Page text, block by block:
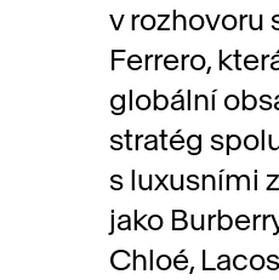
v rozhovoru
Ferrero,
globální
stratég
s luxusními
jako
Chloé,